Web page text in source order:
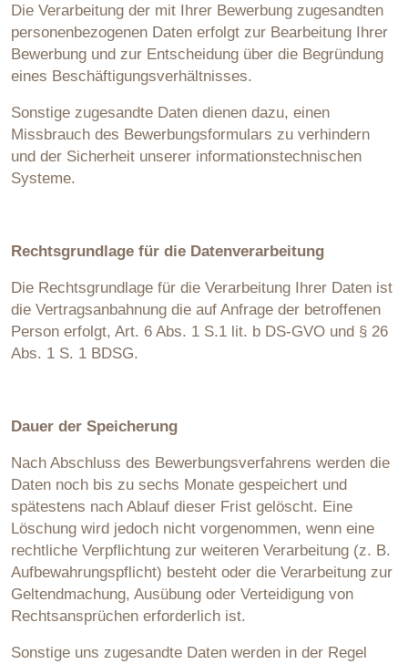
Die Verarbeitung der mit Ihrer Bewerbung zugesandten
personenbezogenen Daten erfolgt zur Bearbeitung Ihrer
Bewerbung und zur Entscheidung über die Begründung
eines Beschäftigungsverhältnisses.
Sonstige zugesandte Daten dienen dazu, einen
Missbrauch des Bewerbungsformulars zu verhindern
und der Sicherheit unserer informationstechnischen
Systeme.
Rechtsgrundlage für die Datenverarbeitung
Die Rechtsgrundlage für die Verarbeitung Ihrer Daten ist
die Vertragsanbahnung die auf Anfrage der betroffenen
Person erfolgt, Art. 6 Abs. 1 S.1 lit. b DS-GVO und § 26
Abs. 1 S. 1 BDSG.
Dauer der Speicherung
Nach Abschluss des Bewerbungsverfahrens werden die
Daten noch bis zu sechs Monate gespeichert und
spätestens nach Ablauf dieser Frist gelöscht. Eine
Löschung wird jedoch nicht vorgenommen, wenn eine
rechtliche Verpflichtung zur weiteren Verarbeitung (z. B.
Aufbewahrungspflicht) besteht oder die Verarbeitung zur
Geltendmachung, Ausübung oder Verteidigung von
Rechtsansprüchen erforderlich ist.
Sonstige uns zugesandte Daten werden in der Regel